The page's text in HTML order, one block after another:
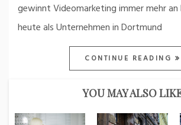
gewinnt Videomarketing immer mehr
heute als Unternehmen in Dortmund
CONTINUE READING
YOU MAY ALSO